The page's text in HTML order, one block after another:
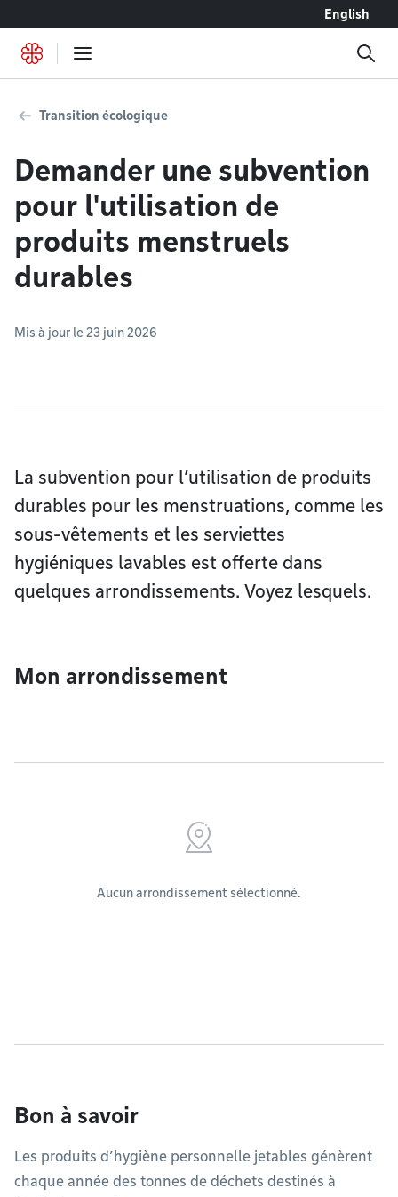
English
Transition écologique
Demander une subvention
pour l'utilisation de
produits menstruels
durables
Mis à jour le 23 juin 2026
La subvention pour l’utilisation de produits
durables pour les menstruations, comme les
sous-vêtements et les serviettes
hygiéniques lavables est offerte dans
quelques arrondissements. Voyez lesquels.
Mon arrondissement
Aucun arrondissement sélectionné.
Bon à savoir
Les produits d’hygiène personnelle jetables génèrent
chaque année des tonnes de déchets destinés à